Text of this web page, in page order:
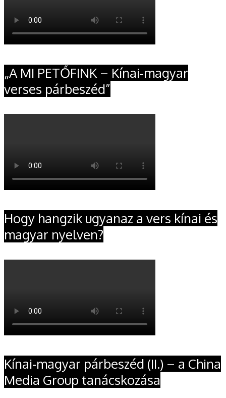
„A MI PETŐFINK – Kínai-magyar
verses párbeszéd”
Hogy hangzik ugyanaz a vers kínai és
magyar nyelven?
Kínai-magyar párbeszéd (II.) – a China
Media Group tanácskozása